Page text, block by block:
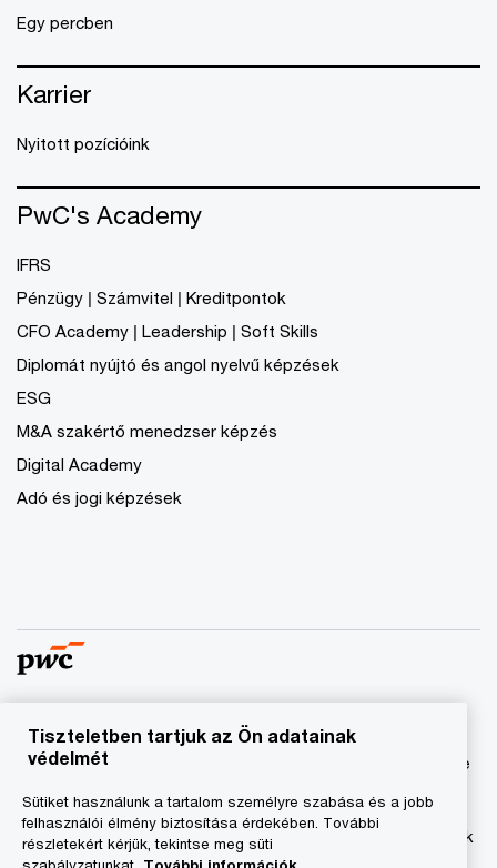
Egy percben
Karrier
Nyitott pozícióink
PwC's Academy
IFRS
Pénzügy | Számvitel | Kreditpontok
CFO Academy | Leadership | Soft Skills
Diplomát nyújtó és angol nyelvű képzések
ESG
M&A szakértő menedzser képzés
Digital Academy
Adó és jogi képzések
© 2023 - 2026 PwC. Minden jog fenntartva. A „PwC”
kifejezés a PricewaterhouseCoopers Könyvvizsgáló Kft.-re
amelyek az önálló és független jogi személyekből álló
PricewaterhouseCoopers International Limited hálózatának
tagja.
Tiszteletben tartjuk az Ön adatainak
védelmét
Sütiket használunk a tartalom személyre szabása és a jobb
felhasználói élmény biztosítása érdekében. További
részletekért kérjük, tekintse meg süti